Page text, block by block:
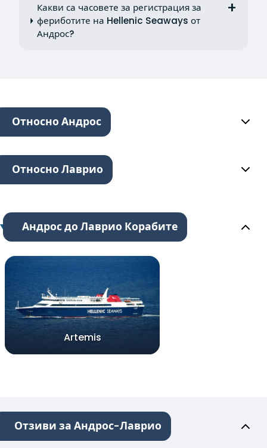
Какви са часовете за регистрация за
фериботите на Hellenic Seaways от
Андрос?
Относно Андрос
Относно Лаврио
Андрос до Лаврио Корабите
Artemis
Отзиви за Андрос-Лаврио